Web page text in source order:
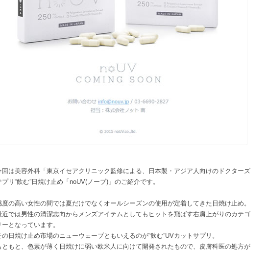
回は美容外科「東京イセアクリニック監修による、日本製・アジア人向けのドクターズ
プリ“飲む”日焼け止め「noUV(ノーブ)」のご紹介です。
度の高い女性の間では夏だけでなくオールシーズンの使用が定着してきた日焼け止め。
近では男性の清潔志向からメンズアイテムとしてもヒットを飛ばす右肩上がりのカテゴ
ーとなっています。
の日焼け止め市場のニューウェーブともいえるのが“飲む”UVカットサプリ。
ともと、色素が薄く日焼けに弱い欧米人に向けて開発されたもので、皮膚科医の処方が